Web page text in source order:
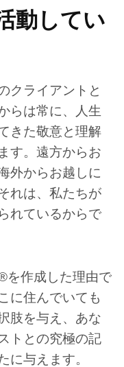
動してい
クライアントと
らは常に、人生
きた敬意と理解
す。遠方からお
外からお越しに
れは、私たちが
れているからで
を作成した理由で
に住んでいても
肢を与え、あな
トとの究極の記
に与えます。